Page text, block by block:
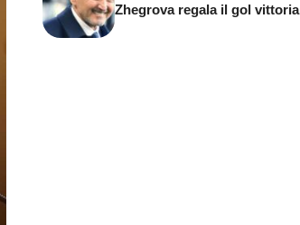
Zhegrova regala il gol vittoria